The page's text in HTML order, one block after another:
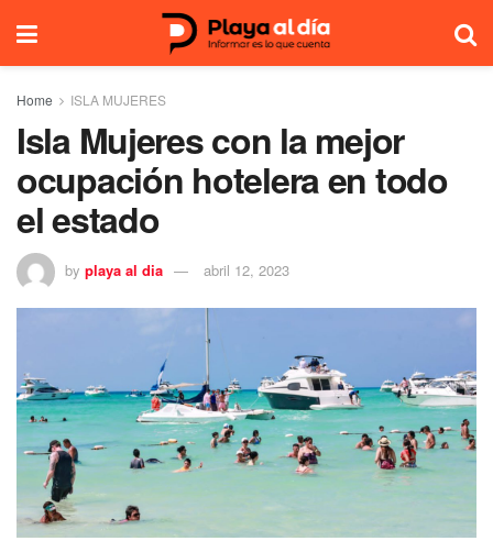
Home ISLA MUJERES
Isla Mujeres con la mejor
ocupación hotelera en todo
el estado
by playa al dia abril 12, 2023